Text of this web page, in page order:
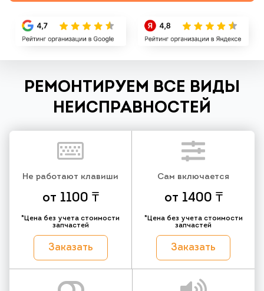
РЕМОНТИРУЕМ ВСЕ ВИДЫ
НЕИСПРАВНОСТЕЙ
Не работают клавиши
от 1100 ₸
*Цена без учета стоимости
запчастей
Заказать
Сам включается
от 1400 ₸
*Цена без учета стоимости
запчастей
Заказать